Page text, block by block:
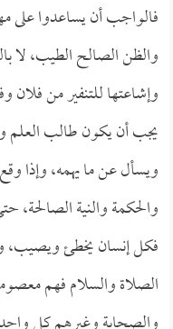
فالواجب أن يساعدوا
والظن الصالح الطيب، لا
وإشاعتها للتنفير من فلان
يجب أن يكون طالب العلم
ويسأل عن ما يهمه، وإذا
والحكمة والنية الصالحة،
فكل إنسان يخطئ ويصيب،
الصلاة والسلام فهم